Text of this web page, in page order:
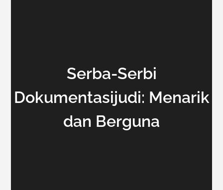
Serba-Serbi
Dokumentasijudi: Menarik
dan Berguna